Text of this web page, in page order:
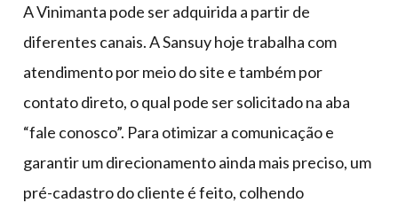
A Vinimanta pode ser adquirida a partir de
diferentes canais. A Sansuy hoje trabalha com
atendimento por meio do site e também por
contato direto, o qual pode ser solicitado na aba
“fale conosco”. Para otimizar a comunicação e
garantir um direcionamento ainda mais preciso, um
pré-cadastro do cliente é feito, colhendo